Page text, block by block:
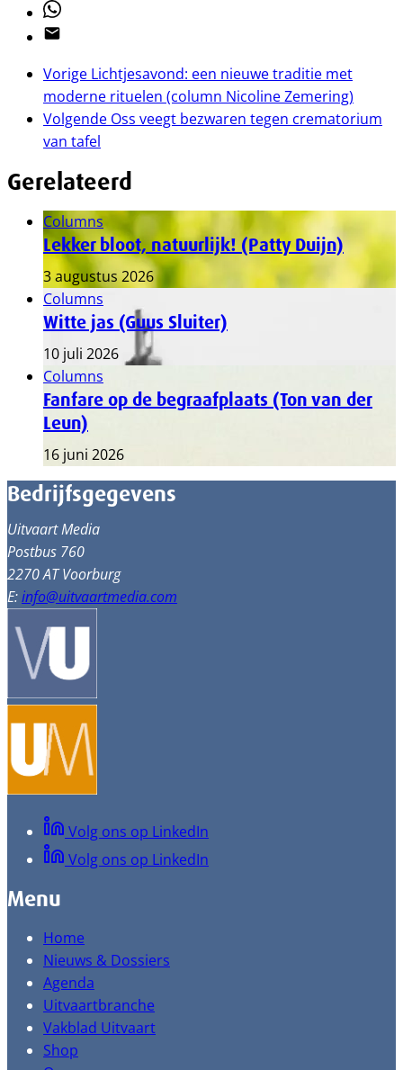
Whatsapp
Email
Vorige Lichtjesavond: een nieuwe traditie met
moderne rituelen (column Nicoline Zemering)
Volgende Oss veegt bezwaren tegen crematorium
van tafel
Gerelateerd
Columns
Lekker bloot, natuurlijk! (Patty Duijn)
3 augustus 2026
Columns
Witte jas (Guus Sluiter)
10 juli 2026
Columns
Fanfare op de begraafplaats (Ton van der
Leun)
16 juni 2026
Bedrijfsgegevens
Uitvaart Media
Postbus 760
2270 AT Voorburg
E:info@uitvaartmedia.com
Volg ons op LinkedIn
Volg ons op LinkedIn
Menu
Home
Nieuws & Dossiers
Agenda
Uitvaartbranche
Vakblad Uitvaart
Shop